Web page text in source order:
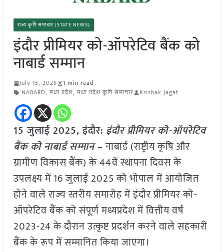
राज्य कृषि समाचार (STATE NEWS)
इंदौर प्रीमियर को-ऑपरेटिव बैंक को
नाबार्ड सम्मान
July 15, 2025
1 min read
NABARD, मध्य प्रदेश, मध्य प्रदेश कृषि समाचार Krishak Jagat
15 जुलाई 2025,इंदौर: इंदौर प्रीमियर को-ऑपरेटिव
बैंक को नाबार्ड सम्मान– नाबार्ड (राष्ट्रीय कृषि और
ग्रामीण विकास बैंक) के 44वें स्थापना दिवस के
उपलक्ष्य में 16 जुलाई 2025 को भोपाल में आयोजित
होने वाले राज्य स्तरीय समारोह में इंदौर प्रीमियर को-
ऑपरेटिव बैंक को संपूर्ण मध्यप्रदेश में वित्तीय वर्ष
2023-24 के दौरान उत्कृष्ट प्रदर्शन करने वाले सहकारी
बैंक के रूप में सम्मानित किया जाएगा।